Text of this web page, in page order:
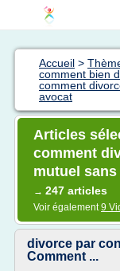
Accueil >
comment bien
comment
avocat
Articles
comment
mutuel
→ 247 articles
Voir également9
divorce par
Comment ...